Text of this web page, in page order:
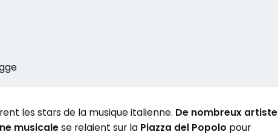
les stars de la musique italienne. De nombreux
musicalese relaient sur la Piazza del Popolo pour